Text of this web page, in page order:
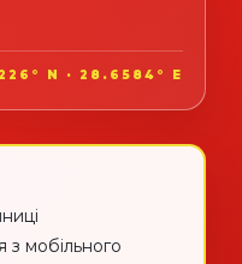
N · 28.6584° E
з мобільного